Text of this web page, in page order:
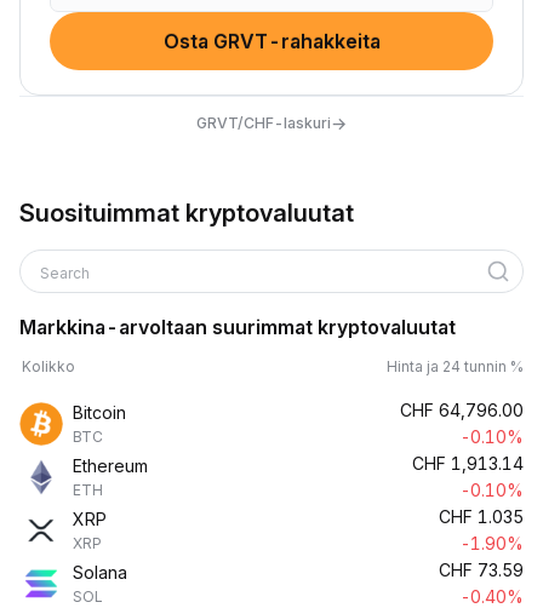
Osta GRVT-rahakkeita
GRVT/CHF-laskuri→
Suosituimmat kryptovaluutat
Search
Markkina-arvoltaan suurimmat kryptovaluutat
Kolikko Hinta ja 24 tunnin %
Bitcoin
BTC
CHF 64,796.00
-0.10%
Ethereum
ETH
CHF 1,913.14
-0.10%
XRP
XRP
CHF 1.035
-1.90%
Solana
SOL
CHF 73.59
-0.40%